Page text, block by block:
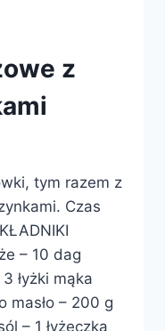
z
tym razem z
Czas
– 10 dag
łyżki mąka
masło – 200 g
– 1 łyżeczka